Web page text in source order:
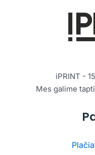
iPRINT -
Mes galime